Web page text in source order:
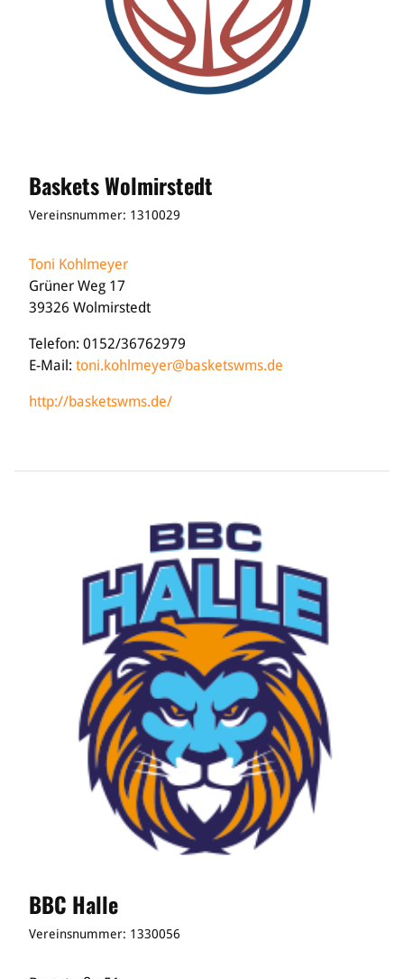
Baskets Wolmirstedt
Vereinsnummer: 1310029
Toni Kohlmeyer
Grüner Weg 17
39326 Wolmirstedt
Telefon: 0152/36762979
E-Mail: toni.kohlmeyer@basketswms.de
http://basketswms.de/
BBC Halle
Vereinsnummer: 1330056